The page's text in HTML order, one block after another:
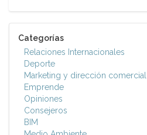
Categorías
Relaciones Internacionales
Deporte
Marketing y dirección comercial
Emprende
Opiniones
Consejeros
BIM